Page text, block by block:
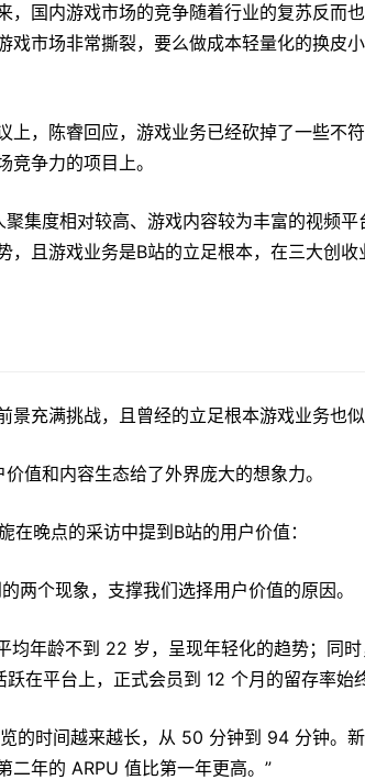
，国内游戏市场的竞争随着行业的复苏反而
戏市场非常撕裂，要么做成本轻量化的换皮
上，陈睿回应，游戏业务已经砍掉了一些不
竞争力的项目上。
聚集度相对较高、游戏内容较为丰富的视频
，且游戏业务是B站的立足根本，在三大创
景充满挑战，且曾经的立足根本游戏业务也似
值和内容生态给了外界庞大的想象力。
在晚点的采访中提到B站的用户价值：
两个现象，支撑我们选择用户价值的原因。
均年龄不到 22 岁，呈现年轻化的趋势；同
在平台上，正式会员到 12 个月的留存率始
的时间越来越长，从 50 分钟到 94 分钟。
二年的 ARPU 值比第一年更高。”